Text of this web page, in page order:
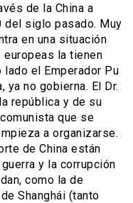
de la China a
del siglo pasado. Muy
en una situación
la tienen
el Emperador Pu
ya no gobierna. El Dr.
república y de su
que se
a organizarse.
de China están
y la corrupción
como la de
Shanghái (tanto